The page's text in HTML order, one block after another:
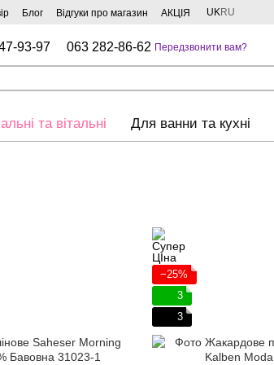
Блог Відгуки про магазин АКЦІЯ UKRU
93-97 063 282-86-62 Передзвонити вам?
та вітальні Для ванни та кухні
−25%
3
3